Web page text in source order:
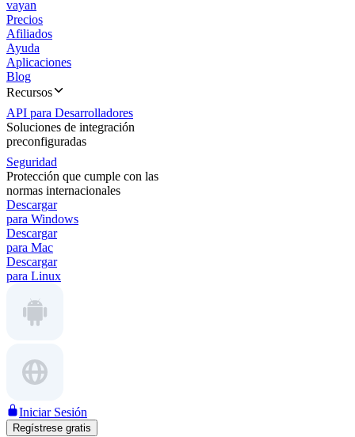
vayan
Precios
Afiliados
Ayuda
Aplicaciones
Blog
Recursos
API para Desarrolladores
Soluciones de integración
preconfiguradas
Seguridad
Protección que cumple con las
normas internacionales
Descargar
para Windows
Descargar
para Mac
Descargar
para Linux
Iniciar Sesión
Regístrese gratis